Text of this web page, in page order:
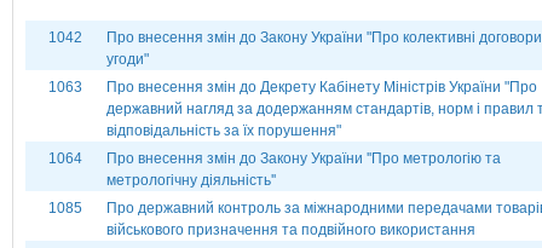
1042
Про внесення змін до Закону України "Про колективні договори
угоди"
1063
Про внесення змін до Декрету Кабінету Міністрів України "Про
державний нагляд за додержанням стандартів, норм і правил
відповідальність за їх порушення"
1064
Про внесення змін до Закону України ''Про метрологію та
метрологічну діяльність''
1085
Про державний контроль за міжнародними передачами
військового призначення та подвійного використання